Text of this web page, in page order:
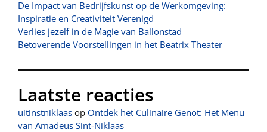
De Impact van Bedrijfskunst op de Werkomgeving:
Inspiratie en Creativiteit Verenigd
Verlies jezelf in de Magie van Ballonstad
Betoverende Voorstellingen in het Beatrix Theater
Laatste reacties
uitinstniklaas op Ontdek het Culinaire Genot: Het Menu
van Amadeus Sint-Niklaas